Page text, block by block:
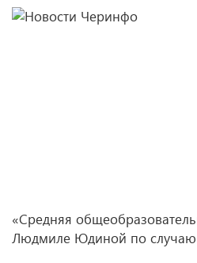
«Средняя
Людмиле Юдиной по случаю